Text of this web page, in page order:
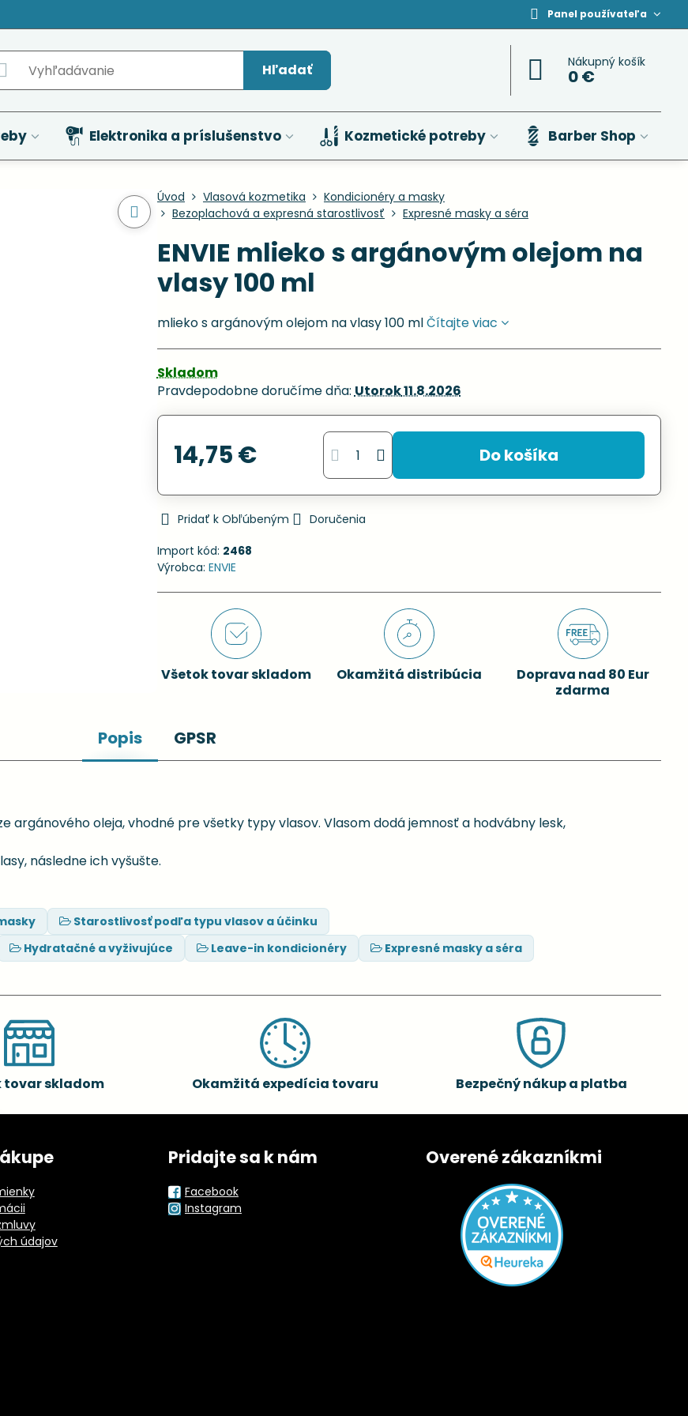
Panel používateľa
Hľadať Nákupný košík
0 €
Elektronika a príslušenstvo Kozmetické potreby Barber Shop
Úvod Vlasová kozmetika
Kondicionéry a masky
Bezoplachová a expresná starostlivosť
Expresné masky a séra
ENVIE mlieko s argánovým olejom na
vlasy 100 ml
mlieko s argánovým olejom na vlasy 100 mlČítajte viac
Skladom
Pravdepodobne doručíme dňa:Utorok11.8.2026
14,75 € Do košíka
Pridať k Obľúbeným
Doručenia
Import kód: 2468
Výrobca: ENVIE
Všetok tovar skladom Okamžitá distribúcia
Doprava nad 80 Eur
zdarma
Popis GPSR
argánového oleja, vhodné pre všetky typy vlasov. Vlasom dodá jemnosť a hodvábny lesk,
následne ich vyšušte.
Starostlivosť podľa typu vlasov a účinku
Hydratačné a vyživujúce Leave-in kondicionéry Expresné masky a séra
tovar skladom Okamžitá expedícia tovaru Bezpečný nákup a platba
údajov
Pridajte sa k nám
Facebook
Instagram
Overené zákazníkmi